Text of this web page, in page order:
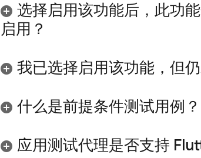
选择启用该功能后，此功
启用？
我已选择启用该功能，但
什么是前提条件测试用例
应用测试代理是否支持